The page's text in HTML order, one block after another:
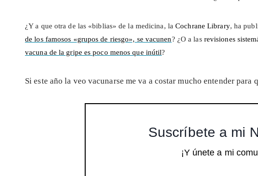
¿Y a que otra de las «biblias» de la medicina, laCochrane Library, ha
de los famosos «grupos de riesgo», se vacunen? ¿O a las revisiones
vacuna de la gripe es poco menos que inútil?
Si este año la veo vacunarse me va a costar mucho entender para
Suscríbete a mi
¡Y únete a mi